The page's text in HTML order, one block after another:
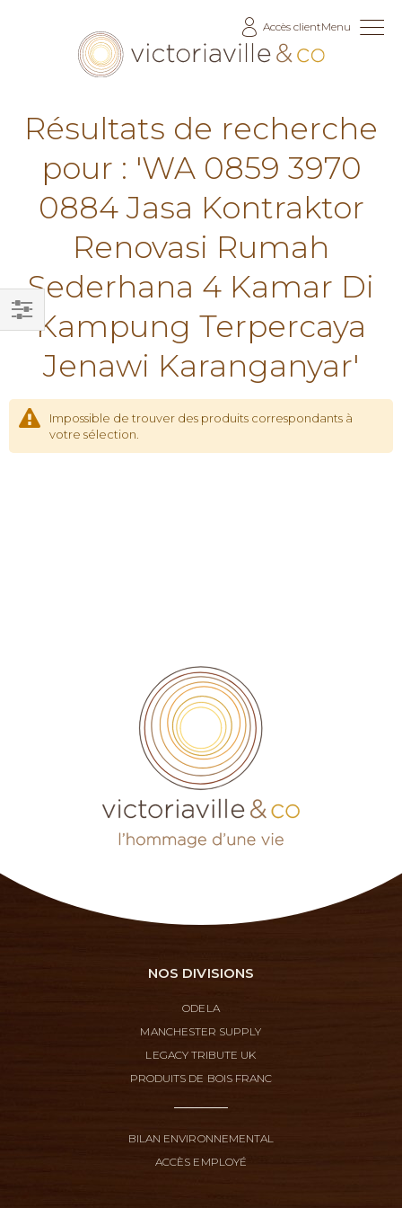
Accès clientMenu
Résultats de recherche
pour : 'WA 0859 3970
0884 Jasa Kontraktor
Renovasi Rumah
Sederhana 4 Kamar Di
Kampung Terpercaya
Jenawi Karanganyar'
Impossible de trouver des produits correspondants à
votre sélection.
Filtrer
NOS DIVISIONS
ODELA
MANCHESTER SUPPLY
LEGACY TRIBUTE UK
PRODUITS DE BOIS FRANC
BILAN ENVIRONNEMENTAL
ACCÈS EMPLOYÉ